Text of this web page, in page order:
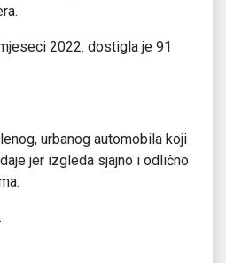
2022. dostigla je 91
urbanog automobila koji
jer izgleda sjajno i odlično